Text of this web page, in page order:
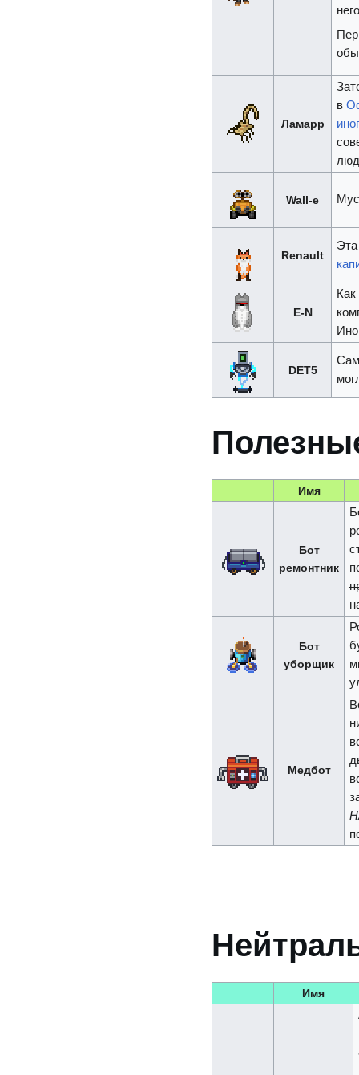
Ламарр
в
Wall-e
Renault
E-N
DET5
Имя
Бот
ремонтник
Бот
уборщик
Медбот
Имя